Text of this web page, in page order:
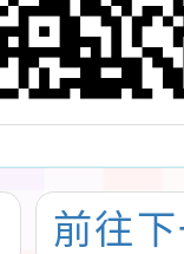
前往